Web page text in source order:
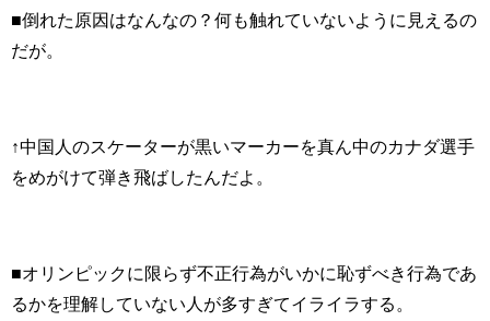
■倒れた原因はなんなの？何も触れていないように見えるの
だが。
↑中国人のスケーターが黒いマーカーを真ん中のカナダ選手
をめがけて弾き飛ばしたんだよ。
■オリンピックに限らず不正行為がいかに恥ずべき行為であ
るかを理解していない人が多すぎてイライラする。